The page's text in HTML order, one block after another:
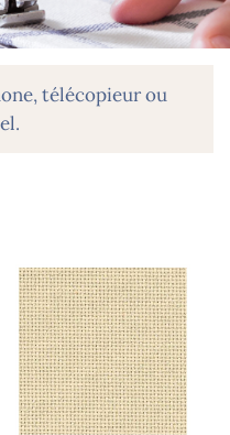
télécopieur ou